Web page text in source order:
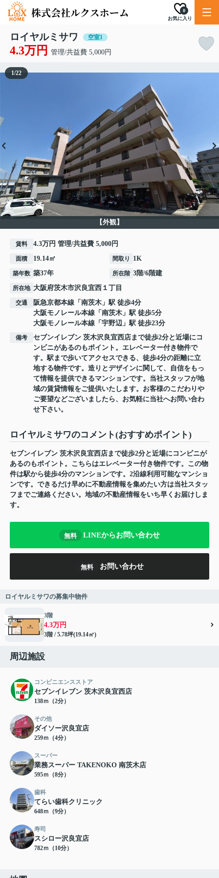
お気に入り
0
ロイヤルミサワ 空室1
4.3万円 管理/共益費 5,000円
【外観】
1/22
賃料 4.3万円 管理/共益費 5,000円
面積 19.14㎡ 間取り 1K
築年数 築37年 所在階 3階/6階建
所在地 大阪府茨木市沢良宜西 １丁目
交通 阪急京都本線 「 南茨木 」駅 徒歩4分
大阪モノレール本線 「 南茨木 」駅 徒歩5分
大阪モノレール本線 「 宇野辺 」駅 徒歩23分
備考
セブンイレブン 茨木沢良宜西店まで徒歩2分と近場にコ
ンビニがあるのもポイント。エレベーター付き物件で
す。駅まで歩いてアクセスできる、徒歩4分の距離に立
地する物件です。造りとデザインに関して、自信をもっ
て情報を提供できるマンションです。当社スタッフが地
域の賃貸情報をご提供いたします。お客様のこだわりや
ご要望などございましたら、お気軽に当社へお問い合わ
せ下さい。
ロイヤルミサワのコメント(おすすめポイント)
セブンイレブン 茨木沢良宜西店まで徒歩2分と近場にコンビニが
あるのもポイント。こちらはエレベーター付き物件です。この物
件は駅から徒歩4分のマンションです。2沿線利用可能なマンショ
ンです。できるだけ早めに不動産情報を集めたい方は当社スタッ
フまでご連絡ください。地域の不動産情報をいち早くお届けしま
す。
無料 LINEからお問い合わせ
無料 お問い合わせ
ロイヤルミサワの募集中物件
3階
4.3万円
3階 / 5.78坪(19.14㎡)
周辺施設
コンビニエンスストア
セブンイレブン 茨木沢良宜西店
138ｍ（2分）
その他
ダイソー沢良宜店
259ｍ（4分）
スーパー
業務スーパー TAKENOKO 南茨木店
595ｍ（8分）
歯科
てらい歯科クリニック
648ｍ（9分）
寿司
スシロー沢良宜店
782ｍ（10分）